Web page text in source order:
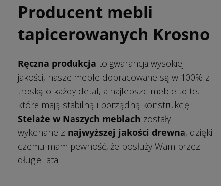
Producent mebli
tapicerowanych Krosno
Ręczna produkcja to gwarancja wysokiej
jakości, nasze meble dopracowane są w 100% z
troską o każdy detal, a najlepsze meble to te,
które mają stabilną i porządną konstrukcję.
Stelaże w Naszych meblach zostały
wykonane z najwyższej jakości drewna, dzięki
czemu mam pewność, że posłuży Wam przez
długie lata.